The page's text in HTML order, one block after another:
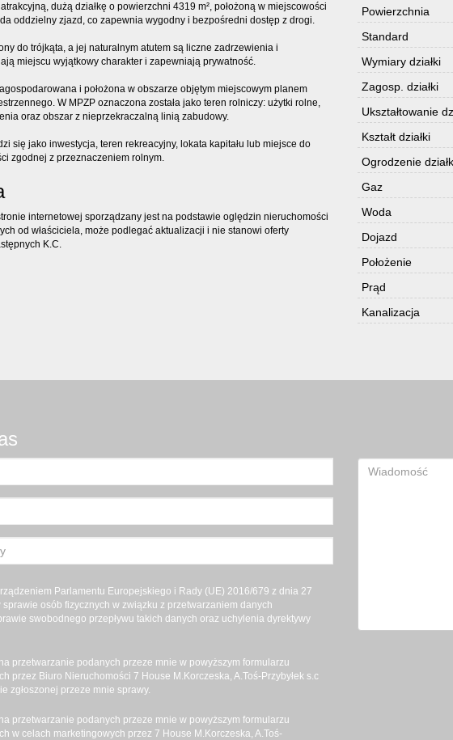
dużą działkę o powierzchni 4319 m², położoną w miejscowości
oddzielny zjazd, co zapewnia wygodny i bezpośredni dostęp z drogi.
do trójkąta, a jej naturalnym atutem są liczne zadrzewienia i
miejscu wyjątkowy charakter i zapewniają prywatność.
i położona w obszarze objętym miejscowym planem
W MPZP oznaczona została jako teren rolniczy: użytki rolne,
oraz obszar z nieprzekraczalną linią zabudowy.
się jako inwestycja, teren rekreacyjny, lokata kapitału lub miejsce do
zgodnej z przeznaczeniem rolnym.
internetowej sporządzany jest na podstawie oględzin nieruchomości
od właściciela, może podlegać aktualizacji i nie stanowi oferty
K.C.
Powierzchnia
Standard
Wymiary działki
Zagosp. działki
Ukształtowanie
Kształt działki
Ogrodzenie
Gaz
Woda
Dojazd
Położenie
Prąd
Kanalizacja
Parlamentu Europejskiego i Rady (UE) 2016/679 z dnia 27
sprawie osób fizycznych w związku z przetwarzaniem danych
swobodnego przepływu takich danych oraz uchylenia dyrektywy
przetwarzanie podanych przeze mnie w powyższym formularzu
przez Biuro Nieruchomości 7 House M.Korczeska, A.Toś-Przybyłek s.c
zgłoszonej przeze mnie sprawy.
przetwarzanie podanych przeze mnie w powyższym formularzu
w celach marketingowych przez 7 House M.Korczeska, A.Toś-